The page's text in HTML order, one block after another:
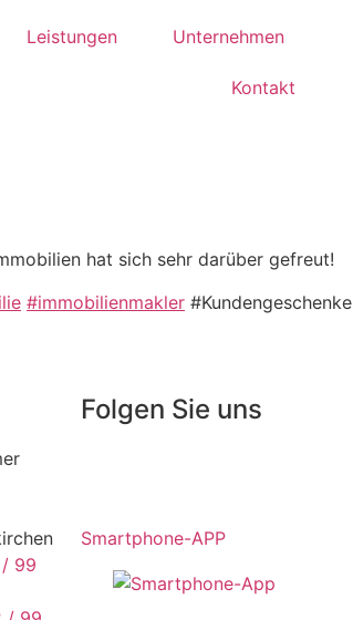
Leistungen Unternehmen
Kontakt
hat sich sehr darüber gefreut!
#immobilienmakler #Kundengeschenke
99
Folgen Sie uns
Smartphone-APP